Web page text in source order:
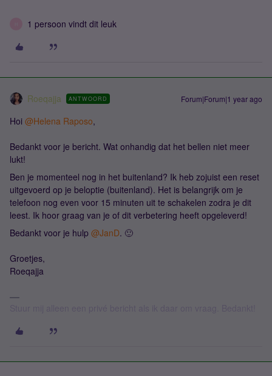
1 persoon vindt dit leuk
Roeqajja ANTWOORD Forum|Forum|1 year ago
Hoi @Helena Raposo,
Bedankt voor je bericht. Wat onhandig dat het bellen niet meer
lukt!
Ben je momenteel nog in het buitenland? Ik heb zojuist een reset
uitgevoerd op je beloptie (buitenland). Het is belangrijk om je
telefoon nog even voor 15 minuten uit te schakelen zodra je dit
leest. Ik hoor graag van je of dit verbetering heeft opgeleverd!
Bedankt voor je hulp @JanD. 🙂
Groetjes,
Roeqajja